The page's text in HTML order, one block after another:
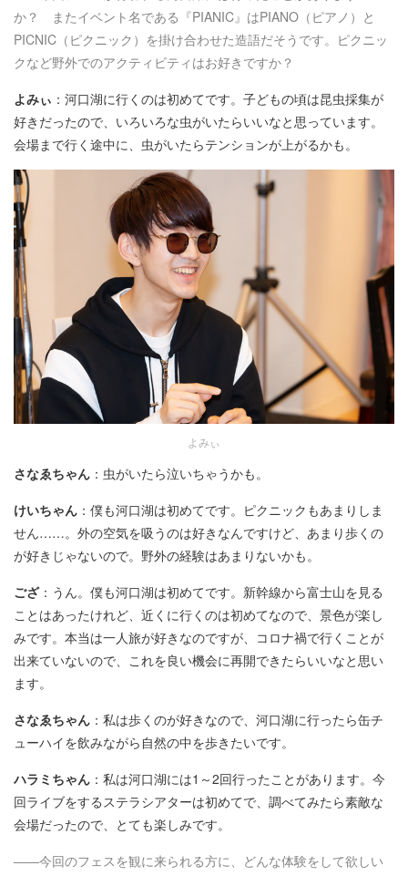
か？ またイベント名である『PIANIC』はPIANO（ピアノ）と
PICNIC（ピクニック）を掛け合わせた造語だそうです。ピクニッ
クなど野外でのアクティビティはお好きですか？
よみぃ ：河口湖に行くのは初めてです。子どもの頃は昆虫採集が
好きだったので、いろいろな虫がいたらいいなと思っています。
会場まで行く途中に、虫がいたらテンションが上がるかも。
よみぃ
さなゑちゃん ：虫がいたら泣いちゃうかも。
けいちゃん ：僕も河口湖は初めてです。ピクニックもあまりしま
せん……。外の空気を吸うのは好きなんですけど、あまり歩くの
が好きじゃないので。野外の経験はあまりないかも。
ござ：うん。僕も河口湖は初めてです。新幹線から富士山を見る
ことはあったけれど、近くに行くのは初めてなので、景色が楽し
みです。本当は一人旅が好きなのですが、コロナ禍で行くことが
出来ていないので、これを良い機会に再開できたらいいなと思い
ます。
さなゑちゃん ：私は歩くのが好きなので、河口湖に行ったら缶チ
ューハイを飲みながら自然の中を歩きたいです。
ハラミちゃん ：私は河口湖には1～2回行ったことがあります。今
回ライブをするステラシアターは初めてで、調べてみたら素敵な
会場だったので、とても楽しみです。
――今回のフェスを観に来られる方に、どんな体験をして欲しい